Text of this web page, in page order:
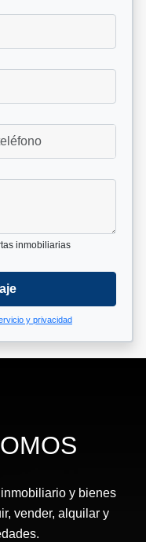
inmobiliarias
y privacidad
y bienes
vender, alquilar y